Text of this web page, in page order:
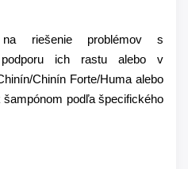
na riešenie problémov s
ich rastu alebo v
Chinín Forte/Huma alebo
podľa špecifického